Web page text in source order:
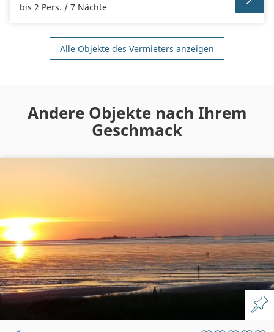
bis 2 Pers. / 7 Nächte
Alle Objekte des Vermieters anzeigen
Andere Objekte nach Ihrem
Geschmack